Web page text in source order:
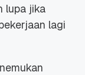
lupa jika
lagi